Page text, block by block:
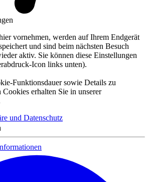
vornehmen, werden auf Ihrem Endgerät
und sind beim nächsten Besuch
aktiv. Sie können diese Einstellungen
Icon links unten).
Funktionsdauer sowie Details zu
erhalten Sie in unserer
und Datenschutz